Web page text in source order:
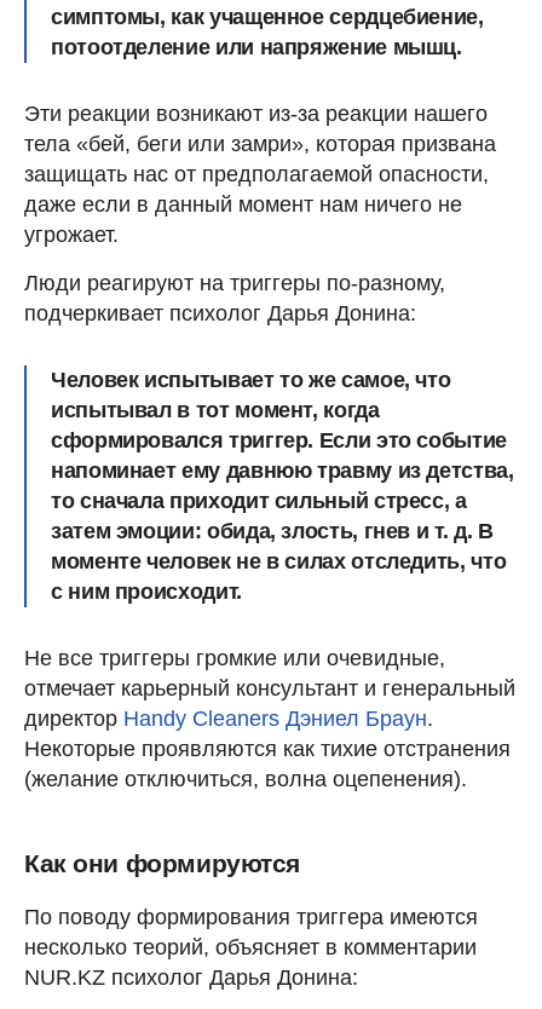
симптомы, как учащенное сердцебиение,
потоотделение или напряжение мышц.
Эти реакции возникают из-за реакции нашего
тела «бей, беги или замри», которая призвана
защищать нас от предполагаемой опасности,
даже если в данный момент нам ничего не
угрожает.
Люди реагируют на триггеры по-разному,
подчеркивает психолог Дарья Донина:
Человек испытывает то же самое, что
испытывал в тот момент, когда
сформировался триггер. Если это событие
напоминает ему давнюю травму из детства,
то сначала приходит сильный стресс, а
затем эмоции: обида, злость, гнев и т. д. В
моменте человек не в силах отследить, что
с ним происходит.
Не все триггеры громкие или очевидные,
отмечает карьерный консультант и генеральный
директор Handy Cleaners Дэниел Браун.
Некоторые проявляются как тихие отстранения
(желание отключиться, волна оцепенения).
Как они формируются
По поводу формирования триггера имеются
несколько теорий, объясняет в комментарии
NUR.KZ психолог Дарья Донина: